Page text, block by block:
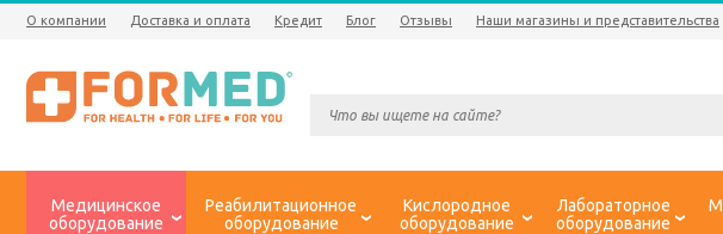
О компании Доставка и оплата Кредит Блог Отзывы Наши магазины и представительства
Медицинское
оборудование
Реабилитационное
оборудование
Кислородное
оборудование
Лабораторное
оборудование